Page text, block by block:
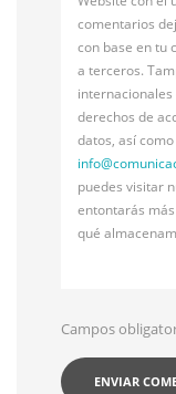
comentarios
con base en tu
a terceros.
internacionales
derechos de
datos, así
info@
puedes visitar
entontarás
qué
Campos